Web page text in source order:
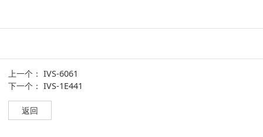
上一个：IVS-6061
下一个：IVS-1E441
返回